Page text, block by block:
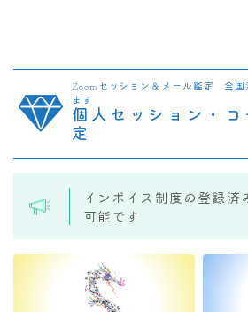
Zoomセッション＆メール鑑定 全国
ます
個人セッション・コ
定
インボイス制度の登録済
可能です